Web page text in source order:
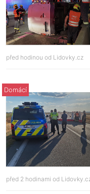
před hodinou od Lidovky.cz
Domácí
před 2 hodinami od